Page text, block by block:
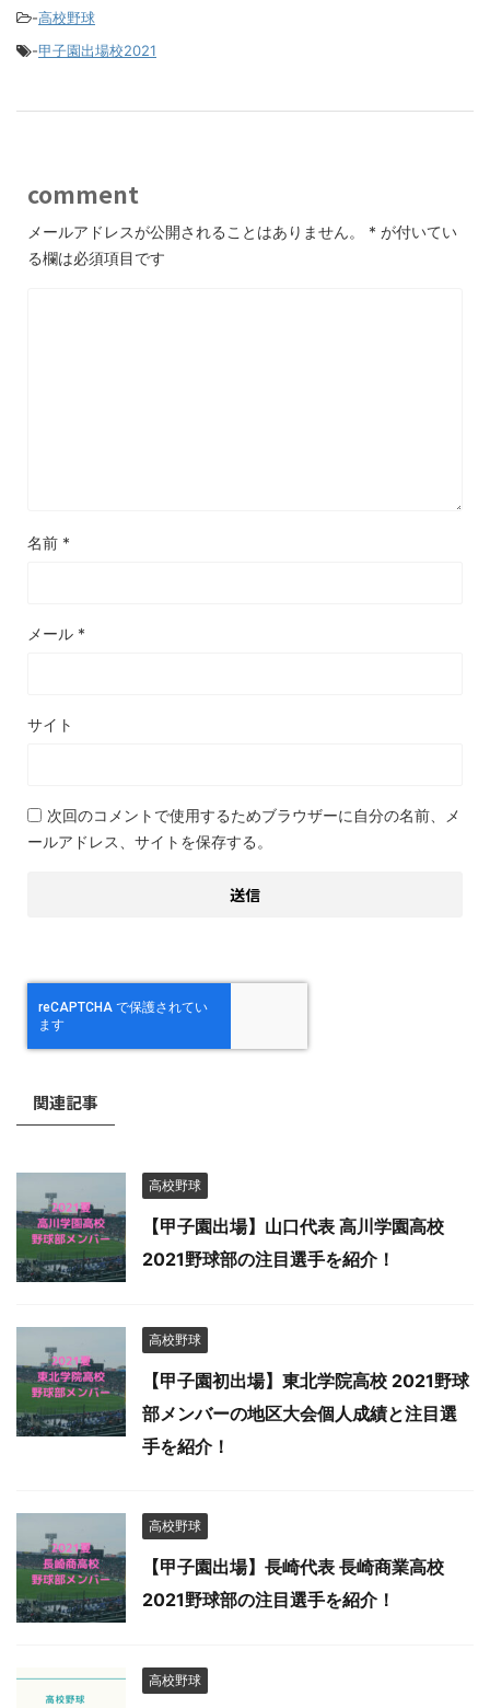
-高校野球
-甲子園出場校2021
comment
メールアドレスが公開されることはありません。 * が付いてい
る欄は必須項目です
名前 *
メール *
サイト
次回のコメントで使用するためブラウザーに自分の名前、メ
ールアドレス、サイトを保存する。
関連記事
高校野球
【甲子園出場】山口代表 高川学園高校
2021野球部の注目選手を紹介！
高校野球
【甲子園初出場】東北学院高校 2021野球
部メンバーの地区大会個人成績と注目選
手を紹介！
高校野球
【甲子園出場】長崎代表 長崎商業高校
2021野球部の注目選手を紹介！
高校野球